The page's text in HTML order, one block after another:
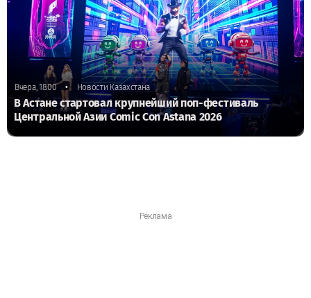
Вчера, 18:00 • Новости Казахстана
В Астане стартовал крупнейший поп-фестиваль
Центральной Азии Comic Con Astana 2026